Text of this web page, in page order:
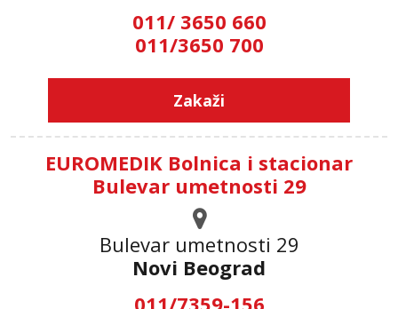
011/ 3650 660
011/3650 700
Zakaži
EUROMEDIK Bolnica i stacionar
Bulevar umetnosti 29
Bulevar umetnosti 29
Novi Beograd